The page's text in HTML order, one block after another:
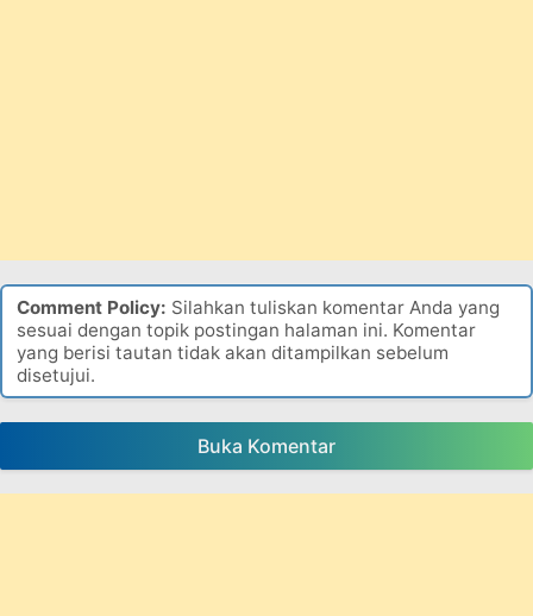
Comment Policy: Silahkan tuliskan komentar Anda yang
sesuai dengan topik postingan halaman ini. Komentar
yang berisi tautan tidak akan ditampilkan sebelum
disetujui.
Buka Komentar